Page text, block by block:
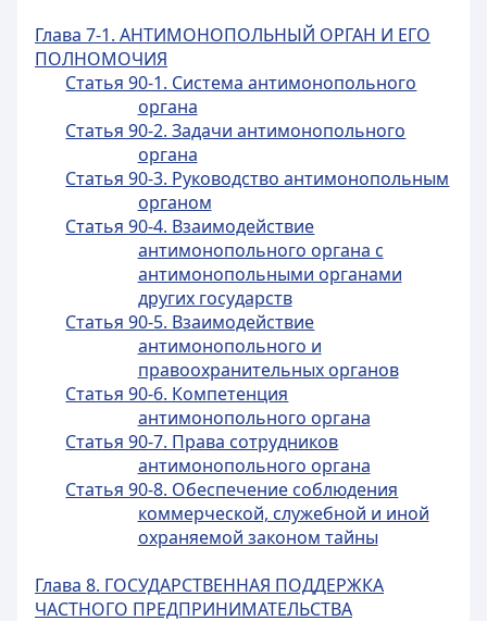
Глава 7-1. АНТИМОНОПОЛЬНЫЙ ОРГАН И ЕГО
ПОЛНОМОЧИЯ
Статья 90-1. Система антимонопольного
органа
Статья 90-2. Задачи антимонопольного
органа
Статья 90-3. Руководство антимонопольным
органом
Статья 90-4. Взаимодействие
антимонопольного органа с
антимонопольными органами
других государств
Статья 90-5. Взаимодействие
антимонопольного и
правоохранительных органов
Статья 90-6. Компетенция
антимонопольного органа
Статья 90-7. Права сотрудников
антимонопольного органа
Статья 90-8. Обеспечение соблюдения
коммерческой, служебной и иной
охраняемой законом тайны
Глава 8. ГОСУДАРСТВЕННАЯ ПОДДЕРЖКА
ЧАСТНОГО ПРЕДПРИНИМАТЕЛЬСТВА